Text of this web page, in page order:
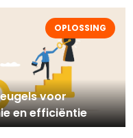
OPLOSSING
voor
en efficiëntie